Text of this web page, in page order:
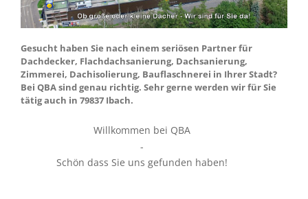
Gesucht haben Sie nach einem seriösen Partner für
Dachdecker, Flachdachsanierung, Dachsanierung,
Zimmerei, Dachisolierung, Bauflaschnerei in Ihrer Stadt?
Bei QBA sind genau richtig. Sehr gerne werden wir für Sie
tätig auch in 79837 Ibach.
Willkommen bei QBA
-
Schön dass Sie uns gefunden haben!